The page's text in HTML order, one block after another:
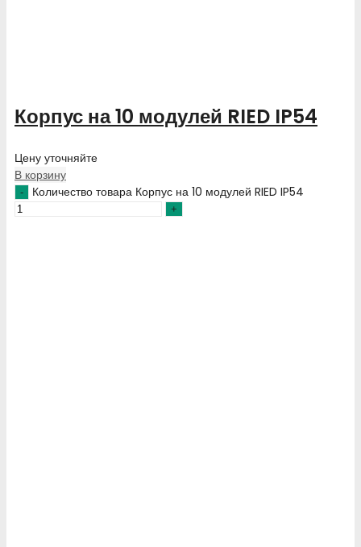
Корпус на 10 модулей RIED IP54
Цену уточняйте
В корзину
Количество товара Корпус на 10 модулей RIED IP54